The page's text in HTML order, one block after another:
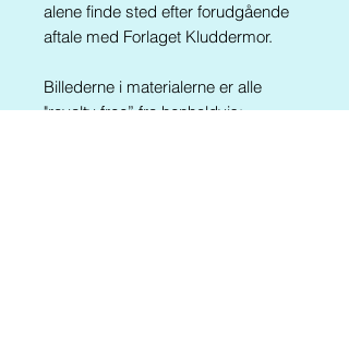
alene finde sted efter forudgående
aftale med Forlaget Kluddermor.
Billederne i materialerne er alle
"royalty free” fra henholdvis: